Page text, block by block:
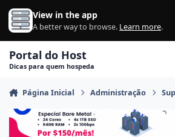
Ir para conteúdo
View in the app
A better way to browse. Learn more.
Portal do Host
Dicas para quem hospeda
Página Inicial Administração